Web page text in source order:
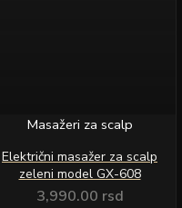
Masažeri za scalp
Električni masažer za scalp
zeleni model GX-608
3,990.00 rsd